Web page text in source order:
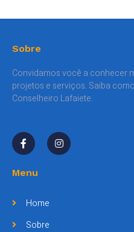
Sobre
Convidamos você a conhecer
projetos e serviços. Saiba
Conselheiro Lafaiete.
Menu
Home
Sobre